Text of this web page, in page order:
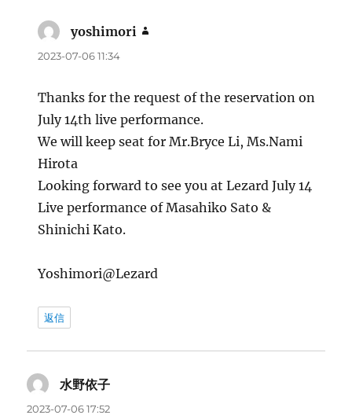
yoshimori
2023-07-06 11:34
Thanks for the request of the reservation on
July 14th live performance.
We will keep seat for Mr.Bryce Li, Ms.Nami
Hirota
Looking forward to see you at Lezard July 14
Live performance of Masahiko Sato &
Shinichi Kato.
Yoshimori@Lezard
返信
水野依子
2023-07-06 17:52